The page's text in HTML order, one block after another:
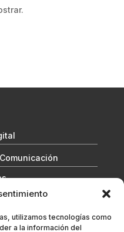
utilizamos tecnologías como
a la información del